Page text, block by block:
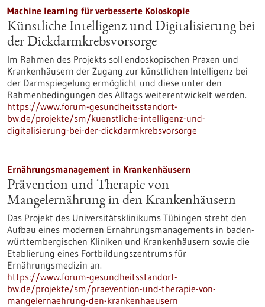
Machine learning für verbesserte Koloskopie
Künstliche Intelligenz und Digitalisierung bei
der Dickdarmkrebsvorsorge
Im Rahmen des Projekts soll endoskopischen Praxen und
Krankenhäusern der Zugang zur künstlichen Intelligenz bei
der Darmspiegelung ermöglicht und diese unter den
Rahmenbedingungen des Alltags weiterentwickelt werden.
https://www.forum-gesundheitsstandort-
bw.de/projekte/sm/kuenstliche-intelligenz-und-
digitalisierung-bei-der-dickdarmkrebsvorsorge
Ernährungsmanagement in Krankenhäusern
Prävention und Therapie von
Mangelernährung in den Krankenhäusern
Das Projekt des Universitätsklinikums Tübingen strebt den
Aufbau eines modernen Ernährungsmanagements in baden-
württembergischen Kliniken und Krankenhäusern sowie die
Etablierung eines Fortbildungszentrums für
Ernährungsmedizin an.
https://www.forum-gesundheitsstandort-
bw.de/projekte/sm/praevention-und-therapie-von-
mangelernaehrung-den-krankenhaeusern